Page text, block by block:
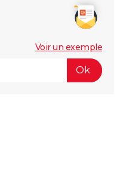
Voir un exemple